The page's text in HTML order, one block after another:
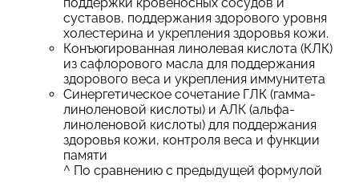
суставов, поддержания здорового уровня
холестерина и укрепления здоровья кожи.
Конъюгированная линолевая кислота (КЛК)
из сафлорового масла для поддержания
здорового веса и укрепления иммунитета
Синергетическое сочетание ГЛК (гамма-
линоленовой кислоты) и АЛК (альфа-
линоленовой кислоты) для поддержания
здоровья кожи, контроля веса и функции
памяти
^ По сравнению с предыдущей формулой